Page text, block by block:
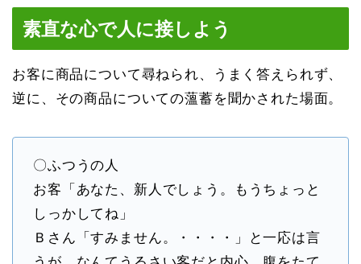
素直な心で人に接しよう
お客に商品について尋ねられ、うまく答えられず、
逆に、その商品についての薀蓄を聞かされた場面。
〇ふつうの人
お客「あなた、新人でしょう。もうちょっと
しっかしてね」
Ｂさん「すみません。・・・・」と一応は言